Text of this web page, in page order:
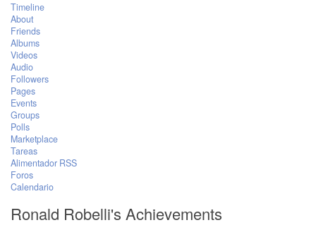
Timeline
About
Friends
Albums
Videos
Audio
Followers
Pages
Events
Groups
Polls
Marketplace
Tareas
Alimentador RSS
Foros
Calendario
Ronald Robelli's Achievements